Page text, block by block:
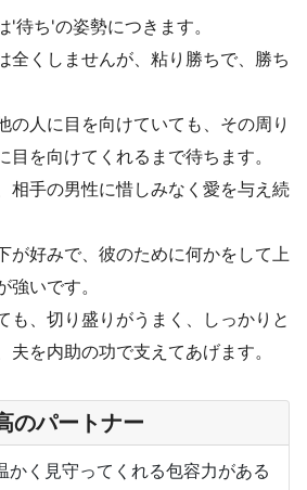
'待ち'の姿勢につきます。
全くしませんが、粘り勝ちで、勝ち
の人に目を向けていても、その周り
目を向けてくれるまで待ちます。
相手の男性に惜しみなく愛を与え続
が好みで、彼のために何かをして上
いです。
も、切り盛りがうまく、しっかりと
夫を内助の功で支えてあげます。
のパートナー
かく見守ってくれる包容力がある